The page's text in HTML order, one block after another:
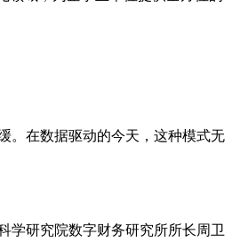
。在数据驱动的今天，这种模式无
学研究院数字财务研究所所长周卫